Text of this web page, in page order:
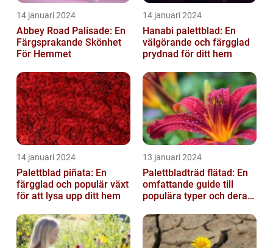
14 januari 2024
Abbey Road Palisade: En
Färgsprakande Skönhet
För Hemmet
14 januari 2024
Hanabi palettblad: En
välgörande och färgglad
prydnad för ditt hem
14 januari 2024
Palettblad piñata: En
färgglad och populär växt
för att lysa upp ditt hem
13 januari 2024
Palettbladträd flätad: En
omfattande guide till
populära typer och deras